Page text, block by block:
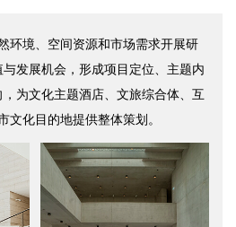
环境、空间资源和市场需求开展研
发展机会，形成项目定位、主题内
为文化主题酒店、文旅综合体、互
文化目的地提供整体策划。